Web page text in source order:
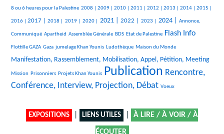
357/2119
8 ou 6 heures pour la Palestine
49/2119 2008 |
95/2119 2009 |
88/2119 2010 |
200/2119 2011 |
374/2119 2012 |
129/2119 2013 |
66/2119 2014 |
129/2119 2015 |
310/2119
2016 |
499/2119
2017 |
139/2119 2018 |
105/2119 2019 |
107/2119 2020 |
775/2119 2021 |
722/2119 2022 |
351/2119 2023 |
842/2119 2024 |
264/2119 Annonce,
Communiqué
21/2119 Apartheid
24/2119 Assemblée Générale
104/2119 BDS
20/2119 Etat de Palestine
972/2119 Flash Info
30/2119
Flottille GAZA
317/2119 Gaza
231/2119 jumelage Khan Younis
327/2119 Ludothèque
11/2119 Maison du Monde
924/2119
Manifestation, Rassemblement, Mobilisation, Appel, Pétition, Meeting
17/2119
Mission
20/2119Prisonniers
119/2119 Projets Khan Younis
2119/2119 Publication
1326/2119
Rencontre,
Conférence, Interview, Projection, Débat
10/2119 Voeux
EXPOSITIONS LIENS UTILES À LIRE / À VOIR / À
ÉCOUTER